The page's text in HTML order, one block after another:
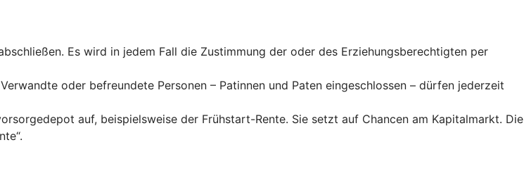
Es wird in jedem Fall die Zustimmung der oder des Erziehungsberechtigten per
oder befreundete Personen – Patinnen und Paten eingeschlossen – dürfen jederzeit
auf, beispielsweise der Frühstart-Rente. Sie setzt auf Chancen am Kapitalmarkt. Die